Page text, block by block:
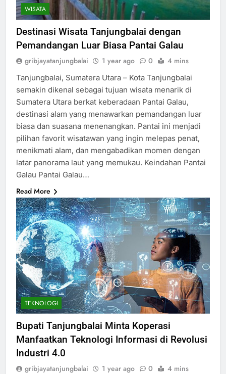
WISATA
Destinasi Wisata Tanjungbalai dengan
Pemandangan Luar Biasa Pantai Galau
gribjayatanjungbalai 1 year ago 0 4 mins
Tanjungbalai, Sumatera Utara – Kota Tanjungbalai
semakin dikenal sebagai tujuan wisata menarik di
Sumatera Utara berkat keberadaan Pantai Galau,
destinasi alam yang menawarkan pemandangan luar
biasa dan suasana menenangkan. Pantai ini menjadi
pilihan favorit wisatawan yang ingin melepas penat,
menikmati alam, dan mengabadikan momen dengan
latar panorama laut yang memukau. Keindahan Pantai
Galau Pantai Galau…
Read More
TEKNOLOGI
Bupati Tanjungbalai Minta Koperasi
Manfaatkan Teknologi Informasi di Revolusi
Industri 4.0
gribjayatanjungbalai 1 year ago 0 4 mins